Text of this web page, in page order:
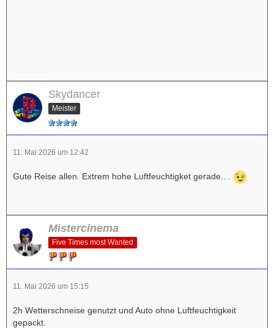
Skydancer
Meister
11. Mai 2026 um 12:42
Gute Reise allen. Extrem hohe Luftfeuchtigket gerade....
Mistercinema
Five Times most Wanted
11. Mai 2026 um 15:15
2h Wetterschneise genutzt und Auto ohne Luftfeuchtigkeit
gepackt.